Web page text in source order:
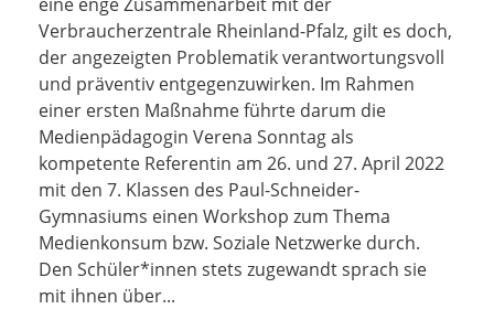
Verbraucherzentrale Rheinland-Pfalz, gilt es doch,
der angezeigten Problematik verantwortungsvoll
und präventiv entgegenzuwirken. Im Rahmen
einer ersten Maßnahme führte darum die
Medienpädagogin Verena Sonntag als
kompetente Referentin am 26. und 27. April 2022
mit den 7. Klassen des Paul-Schneider-
Gymnasiums einen Workshop zum Thema
Medienkonsum bzw. Soziale Netzwerke durch.
Den Schüler*innen stets zugewandt sprach sie
mit ihnen über...